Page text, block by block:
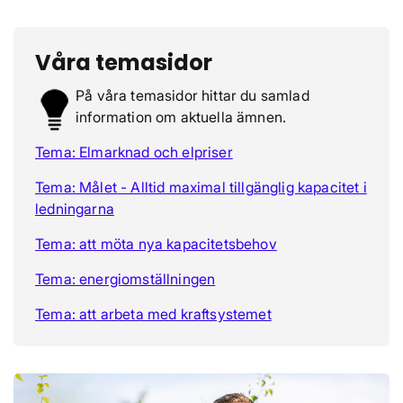
Våra temasidor
På våra temasidor hittar du samlad
information om aktuella ämnen.
Tema: Elmarknad och elpriser
Tema: Målet - Alltid maximal tillgänglig kapacitet i
ledningarna
Tema: att möta nya kapacitetsbehov
Tema: energiomställningen
Tema: att arbeta med kraftsystemet